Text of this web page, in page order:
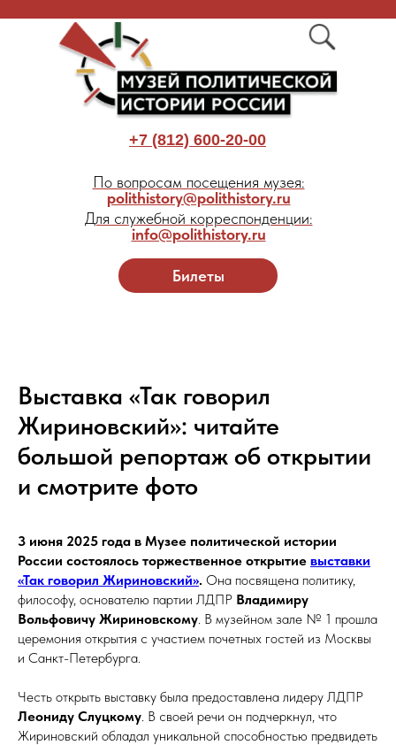
Билеты
+7 (812) 600-20-00
По вопросам посещения музея:
polithistory@polithistory.ru
Для служебной корреспонденции:
info@polithistory.ru
Выставка «Так говорил
Жириновский»: читайте
большой репортаж об открытии
и смотрите фото
3 июня 2025 года в Музее политической истории
России состоялось торжественное открытие выставки
«Так говорил Жириновский». Она посвящена политику,
философу, основателю партии ЛДПР Владимиру
Вольфовичу Жириновскому. В музейном зале № 1 прошла
церемония открытия с участием почетных гостей из Москвы
и Санкт-Петербурга.
Честь открыть выставку была предоставлена лидеру ЛДПР
Леониду Слуцкому. В своей речи он подчеркнул, что
Жириновский обладал уникальной способностью предвидеть